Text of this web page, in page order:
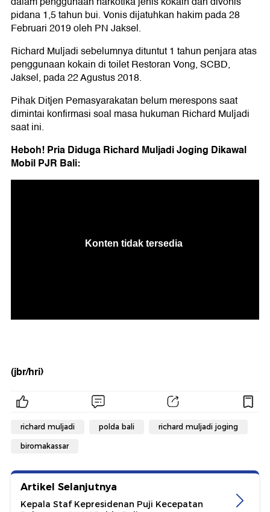
pidana 1,5 tahun bui. Vonis dijatuhkan hakim pada 28
Februari 2019 oleh PN Jaksel.
Richard Muljadi sebelumnya dituntut 1 tahun penjara atas
penggunaan kokain di toilet Restoran Vong, SCBD,
Jaksel, pada 22 Agustus 2018.
Pihak Ditjen Pemasyarakatan belum merespons saat
dimintai konfirmasi soal masa hukuman Richard Muljadi
saat ini.
Heboh! Pria Diduga Richard Muljadi Joging Dikawal
Mobil PJR Bali:
(jbr/hri)
richard muljadi polda bali richard muljadi joging
biromakassar
Artikel Selanjutnya
Kepala Staf Kepresidenan Puji Kecepatan